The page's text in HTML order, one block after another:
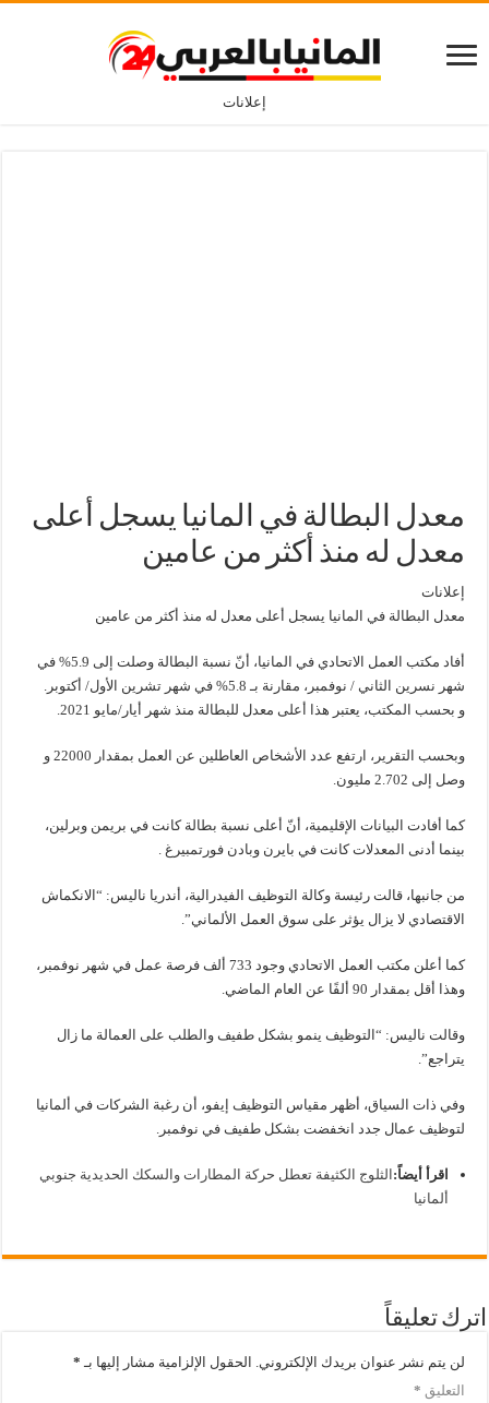
إعلانات
معدل البطالة في المانيا يسجل أعلى
معدل له منذ أكثر من عامين
إعلانات
معدل البطالة في المانيا يسجل أعلى معدل له منذ أكثر من عامين
أفاد مكتب العمل الاتحادي في المانيا، أنّ نسبة البطالة وصلت إلى 5.9% في
شهر نسرين الثاني / نوفمبر، مقارنة بـ 5.8% في شهر تشرين الأول/ أكتوبر.
و بحسب المكتب، يعتبر هذا أعلى معدل للبطالة منذ شهر أيار/مايو 2021.
وبحسب التقرير، ارتفع عدد الأشخاص العاطلين عن العمل بمقدار 22000 و
وصل إلى 2.702 مليون.
كما أفادت البيانات الإقليمية، أنّ أعلى نسبة بطالة كانت في بريمن وبرلين،
بينما أدنى المعدلات كانت في بايرن وبادن فورتمبيرغ .
من جانبها، قالت رئيسة وكالة التوظيف الفيدرالية، أندريا ناليس: “الانكماش
الاقتصادي لا يزال يؤثر على سوق العمل الألماني”.
كما أعلن مكتب العمل الاتحادي وجود 733 ألف فرصة عمل في شهر نوفمبر،
وهذا أقل بمقدار 90 ألفًا عن العام الماضي.
وقالت ناليس: “التوظيف ينمو بشكل طفيف والطلب على العمالة ما زال
يتراجع”.
وفي ذات السياق، أظهر مقياس التوظيف إيفو، أن رغبة الشركات في ألمانيا
لتوظيف عمال جدد انخفضت بشكل طفيف في نوفمبر.
اقرأ أيضاً:الثلوج الكثيفة تعطل حركة المطارات والسكك الحديدية جنوبي
ألمانيا
اترك تعليقاً
لن يتم نشر عنوان بريدك الإلكتروني. الحقول الإلزامية مشار إليها بـ *
التعليق *